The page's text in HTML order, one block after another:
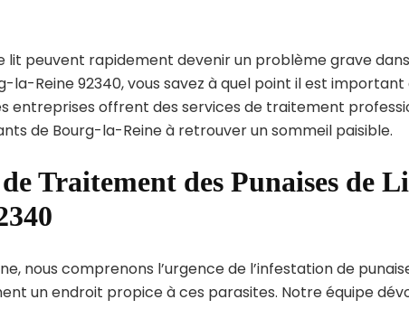
lit peuvent rapidement devenir un problème grave
la-Reine 92340, vous savez à quel point il est
entreprises offrent des services de traitement
de Bourg-la-Reine à retrouver un sommeil paisible.
de Traitement des Punaises de
nous comprenons l’urgence de l’infestation de
un endroit propice à ces parasites. Notre équipe